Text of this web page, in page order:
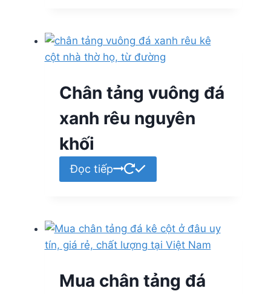
Chân tảng vuông đá
xanh rêu nguyên
khối
Đọc tiếp
Mua chân tảng đá